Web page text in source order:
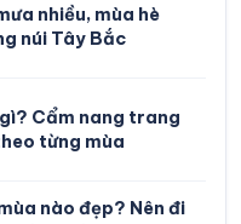
nhiều, mùa hè
núi Tây Bắc
Cẩm nang trang
từng mùa
nào đẹp? Nên đi